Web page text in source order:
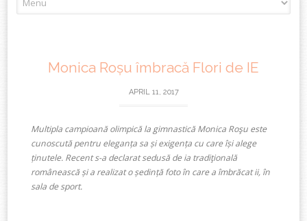
to
Monica Roșu îmbracă Flori de IE
APRIL 11, 2017
Multipla campioană olimpică la gimnastică Monica Roşu este
cunoscută pentru eleganța sa și exigența cu care își alege
ținutele. Recent s-a declarat sedusă de ia tradiţională
românească și a realizat o ședință foto în care a îmbrăcat ii, în
sala de sport.